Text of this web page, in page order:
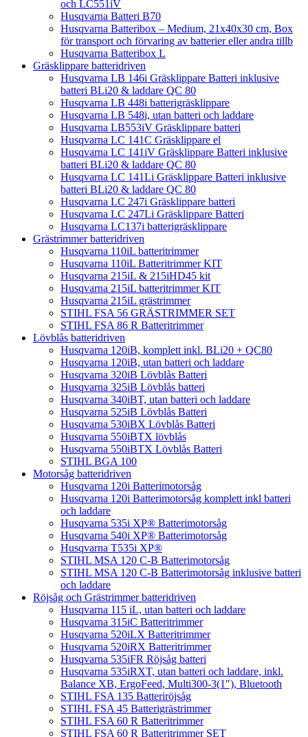
och LC551iV
Husqvarna Batteri B70
Husqvarna Batteribox – Medium, 21x40x30 cm, Box
för transport och förvaring av batterier eller andra tillb
Husqvarna Batteribox L
Gräsklippare batteridriven
Husqvarna LB 146i Gräsklippare Batteri inklusive
batteri BLi20 & laddare QC 80
Husqvarna LB 448i batterigräsklippare
Husqvarna LB 548i, utan batteri och laddare
Husqvarna LB553iV Gräsklippare batteri
Husqvarna LC 141C Gräsklippare el
Husqvarna LC 141iV Gräsklippare Batteri inklusive
batteri BLi20 & laddare QC 80
Husqvarna LC 141Li Gräsklippare Batteri inklusive
batteri BLi20 & laddare QC 80
Husqvarna LC 247i Gräsklippare batteri
Husqvarna LC 247Li Gräsklippare Batteri
Husqvarna LC137i batterigräsklippare
Grästrimmer batteridriven
Husqvarna 110iL batteritrimmer
Husqvarna 110iL Batteritrimmer KIT
Husqvarna 215iL & 215iHD45 kit
Husqvarna 215iL batteritrimmer KIT
Husqvarna 215iL grästrimmer
STIHL FSA 56 GRÄSTRIMMER SET
STIHL FSA 86 R Batteritrimmer
Lövblås batteridriven
Husqvarna 120iB, komplett inkl. BLi20 + QC80
Husqvarna 120iB, utan batteri och laddare
Husqvarna 320iB Lövblås Batteri
Husqvarna 325iB Lövblås batteri
Husqvarna 340iBT, utan batteri och laddare
Husqvarna 525iB Lövblås Batteri
Husqvarna 530iBX Lövblås Batteri
Husqvarna 550iBTX lövblås
Husqvarna 550iBTX Lövblås Batteri
STIHL BGA 100
Motorsåg batteridriven
Husqvarna 120i Batterimotorsåg
Husqvarna 120i Batterimotorsåg komplett inkl batteri
och laddare
Husqvarna 535i XP® Batterimotorsåg
Husqvarna 540i XP® Batterimotorsåg
Husqvarna T535i XP®
STIHL MSA 120 C-B Batterimotorsåg
STIHL MSA 120 C-B Batterimotorsåg inklusive batteri
och laddare
Röjsåg och Grästrimmer batteridriven
Husqvarna 115 iL, utan batteri och laddare
Husqvarna 315iC Batteritrimmer
Husqvarna 520iLX Batteritrimmer
Husqvarna 520iRX Batteritrimmer
Husqvarna 535iFR Röjsåg batteri
Husqvarna 535iRXT, utan batteri och laddare, inkl.
Balance XB, ErgoFeed, Multi300-3(1″), Bluetooth
STIHL FSA 135 Batteriröjsåg
STIHL FSA 45 Batterigrästrimmer
STIHL FSA 60 R Batteritrimmer
STIHL FSA 60 R Batteritrimmer SET